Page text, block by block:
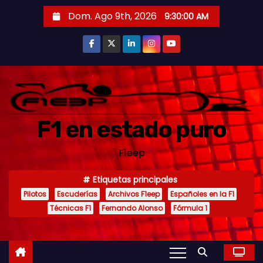
i
Dom. Ago 9th, 2026 9:30:02 AM
F1 en estado puro
F1eep
Etiquetas principales
Pilotos Escuderías Archivos F1eep
Españoles en la F1
Técnicas F1
Fernando Alonso Fórmula 1